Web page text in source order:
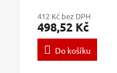
412 Kč bez DPH
498,52 Kč
Do košíku